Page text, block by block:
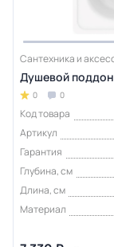
Сантехника и
Душевой поддон
0 0
Код товара
Артикул
Гарантия
Глубина, см
Длина, см
Материал